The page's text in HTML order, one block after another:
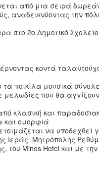
από μια σειρά
αναδεικνύοντας την
στο 2ο Δημοτικό
κοντά
τα ποικίλα μουσικά
μελωδίες που θα
κλασική και
και ομορφιά
να υποδεχθεί
Ιεράς Μητρόπολης
Minos Hotel και με την